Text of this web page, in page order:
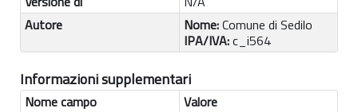
Autore
Nome:Comune di Sedilo
IPA/IVA:c_i564
Informazioni supplementari
Nome campo
Valore